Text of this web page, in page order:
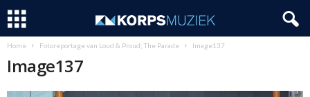
Home Fotoreportage van Loud & Proud; The Parade Image137
Image137